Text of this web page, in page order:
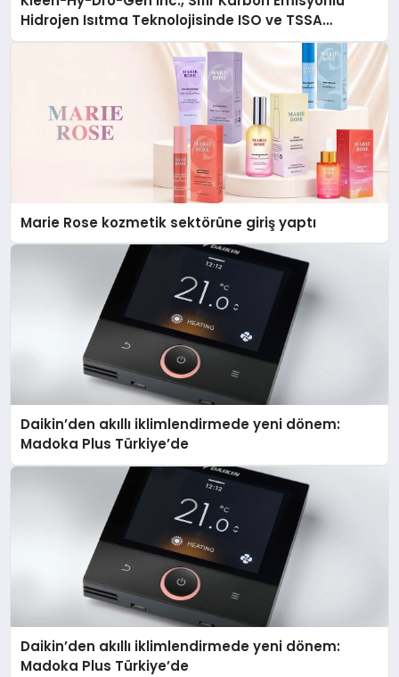
Hidrojen Isıtma Teknolojisinde ISO ve TSSA
Düzenleyici Onaylarını Aldı
Marie Rose kozmetik sektörüne giriş yaptı
Daikin’den akıllı iklimlendirmede yeni dönem:
Madoka Plus Türkiye’de
Daikin’den akıllı iklimlendirmede yeni dönem:
Madoka Plus Türkiye’de